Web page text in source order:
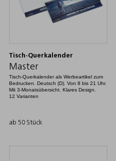
Tisch-Querkalender
Master
Tisch-Querkalender als Werbeartikel zum
Bedrucken. Deutsch (D). Von 8 bis 21 Uhr.
Mit 3-Monatsübersicht. Klares Design.
12 Varianten
ab 50 Stück